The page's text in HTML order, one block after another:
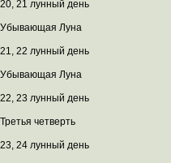
20, 21 лунный день
Убывающая Луна
21, 22 лунный день
Убывающая Луна
22, 23 лунный день
Третья четверть
23, 24 лунный день